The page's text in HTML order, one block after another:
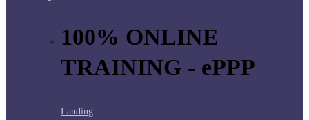
100% ONLINE
TRAINING - ePPP
Landing